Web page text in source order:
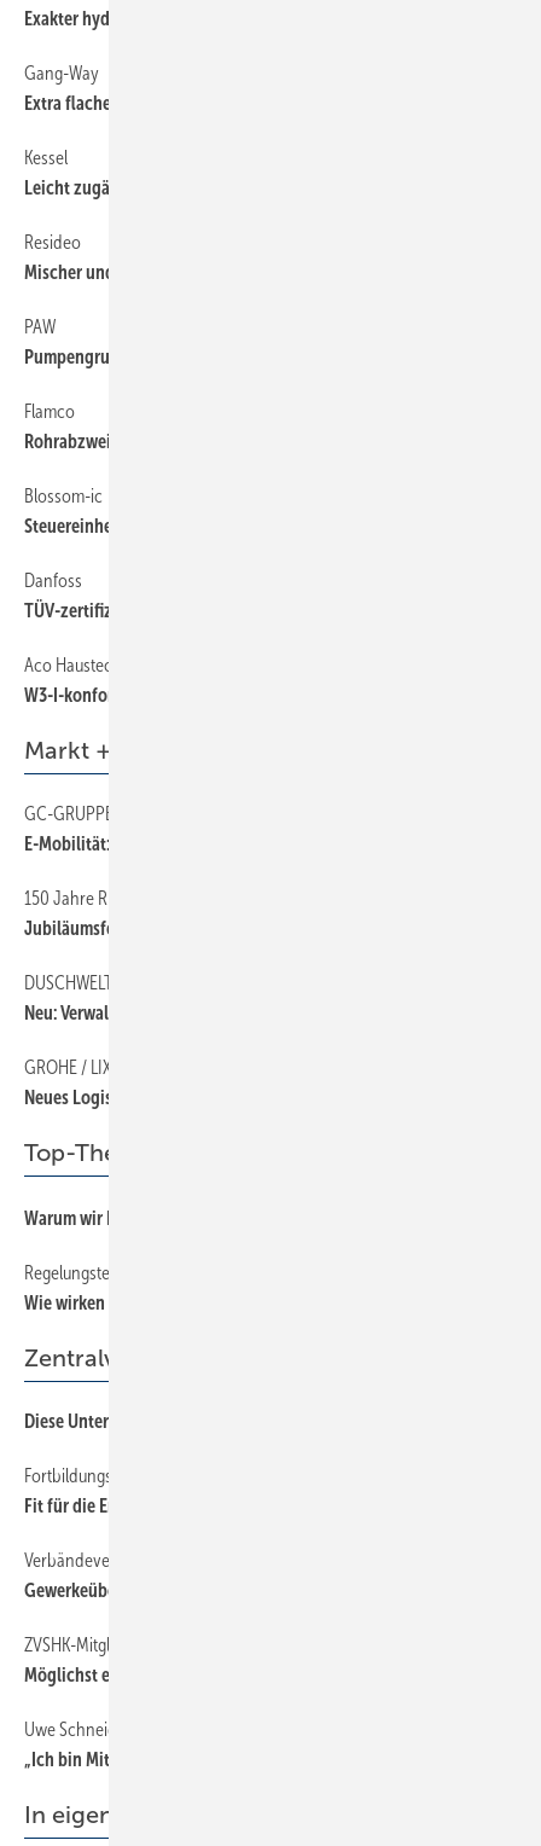
Exakter hydraulischer Abgleich
Gang-Way
Extra flacher Absaugablauf
Kessel
Leicht zugänglicher Kellerablauf
Resideo
Mischer und Regelventile
PAW
Pumpengruppe zum Heizen und Kühlen
Flamco
Rohrabzweigungen im laufenden Betrieb
Blossom-ic
Steuereinheit für Einrohrheizungen
Danfoss
TÜV-zertifizierter hydraulischer Abgleich
Aco Haustechnik
W3-I-konformer Sanitärablauf
Markt + Trends
GC-GRUPPE
E-Mobilität: Deutsche Telekom wird neuer Partner
150 Jahre REISSER
Jubiläumsfest und Branchentreff
DUSCHWELTEN
Neu: Verwaltung und Produktion
GROHE / LIXIL
Neues Logistik­zentrum eröffnet
Top-Thema
Warum wir Heizanlagen hydraulisch abgleichen müssen
Regelungstechnik in Heiz- und Kühlsystemen – SBZ-Serie, Teil 2
Wie wirken sich die Regelungsarten aus?
Zentralverband
Diese Unternehmen stehen für Qualität im SHK-Handwerk:
Fortbildungsboom bei Stiebel Eltron
Fit für die Energiewe nde mit dem Wärmepumpen-Führerschein
Verbändevereinbarung von ZVEH und ZVSHK
Gew erkeübergreifend arbeite n
ZVSHK-Mitgliederversammlung
Möglichst erfolgreich
Uwe Schneider
„Ich bin Mitglied der Berufsorganisation, weil …
In eigener Sache